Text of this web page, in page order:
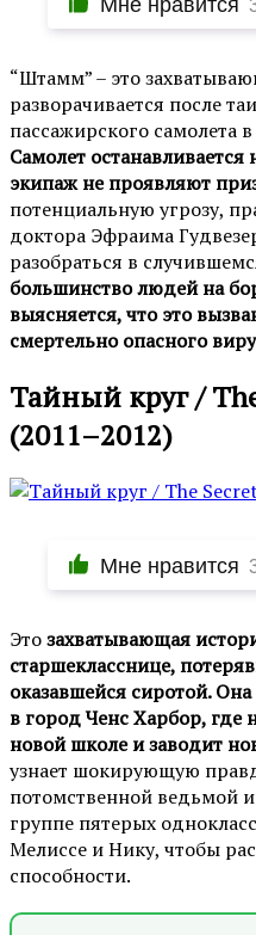
“Штамм” – это
разворачивается после
пассажирского самолета
Самолет
экипаж не проявляют
потенциальную угрозу,
доктора Эфраима
разобраться в
большинство людей на
выясняется, что это
смертельно опасного
Тайный круг /
(2011–2012)
Мне нравится
Этозахватывающая
старшекласснице,
оказавшейся сиротой.
в город Ченс Харбор, где
новой школе и заводит
узнает шокирующую
потомственной ведьмой
группе пятерых
Мелиссе и Нику, чтобы
способности.